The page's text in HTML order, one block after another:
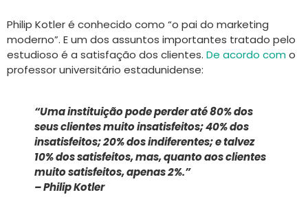
Philip Kotler é conhecido como “o pai do marketing
moderno”. E um dos assuntos importantes tratado pelo
estudioso é a satisfação dos clientes. De acordo como
professor universitário estadunidense:
“Uma instituição pode perder até 80% dos
seus clientes muito insatisfeitos; 40% dos
insatisfeitos; 20% dos indiferentes; e talvez
10% dos satisfeitos, mas, quanto aos clientes
muito satisfeitos, apenas 2%.”
– Philip Kotler